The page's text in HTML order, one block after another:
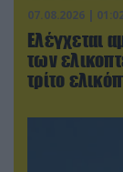
07.08.2026 |
Ελέγχεται
των
τρίτο